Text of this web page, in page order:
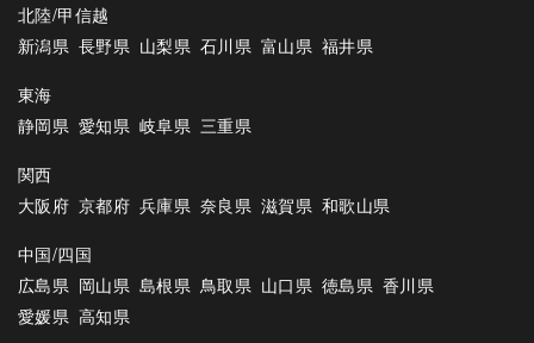
北陸/甲信越
新潟県 長野県 山梨県 石川県 富山県 福井県
東海
静岡県 愛知県 岐阜県 三重県
関西
大阪府 京都府 兵庫県 奈良県 滋賀県 和歌山県
中国/四国
広島県 岡山県 島根県 鳥取県 山口県 徳島県 香川県
愛媛県 高知県